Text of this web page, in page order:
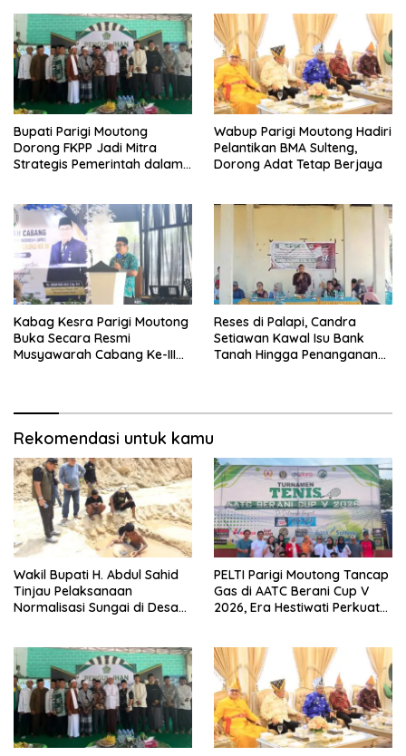
Bupati Parigi Moutong
Dorong FKPP Jadi Mitra
Strategis Pemerintah dalam
Wabup Parigi Moutong Hadiri
Pelantikan BMA Sulteng,
Dorong Adat Tetap Berjaya
Kabag Kesra Parigi Moutong
Buka Secara Resmi
Musyawarah Cabang Ke-III
Reses di Palapi, Candra
Setiawan Kawal Isu Bank
Tanah Hingga Penanganan
Rekomendasi untuk kamu
Wakil Bupati H. Abdul Sahid
Tinjau Pelaksanaan
Normalisasi Sungai di Desa
PELTI Parigi Moutong Tancap
Gas di AATC Berani Cup V
2026, Era Hestiwati Perkuat